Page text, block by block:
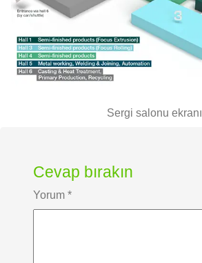
Sergi salonu ekranı
Cevap bırakın
Yorum *